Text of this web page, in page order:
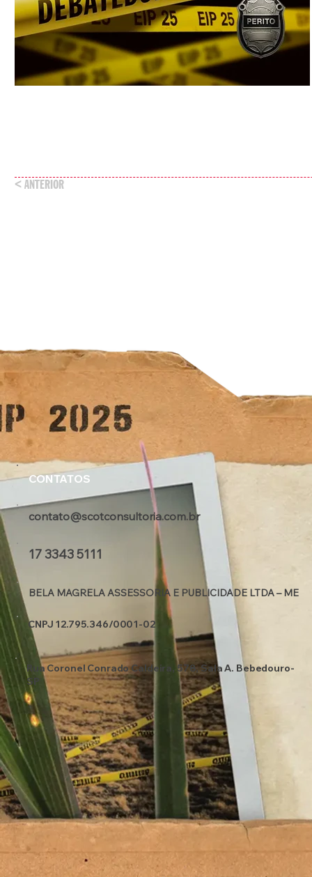
< ANTERIOR
CONTATOS
contato@scotconsultoria.com.br
17 3343 5111
BELA MAGRELA ASSESSORIA E PUBLICIDADE LTDA – ME
CNPJ 12.795.346/0001-02
Rua Coronel Conrado Caldeira, 578, Sala A. Bebedouro-
SP